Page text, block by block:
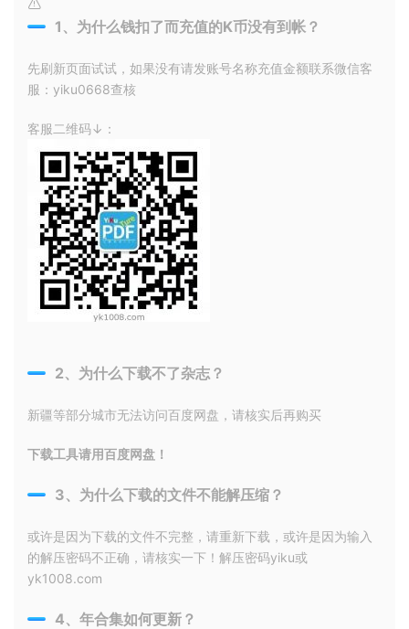
1、为什么钱扣了而充值的K币没有到帐？
先刷新页面试试，如果没有请发账号名称充值金额联系微信客
服：yiku0668查核
客服二维码↓：
2、为什么下载不了杂志？
新疆等部分城市无法访问百度网盘，请核实后再购买
下载工具请用百度网盘！
3、为什么下载的文件不能解压缩？
或许是因为下载的文件不完整，请重新下载，或许是因为输入
的解压密码不正确，请核实一下！解压密码yiku或
yk1008.com
4、年合集如何更新？